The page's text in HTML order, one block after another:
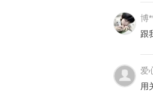
博
跟
爱
用